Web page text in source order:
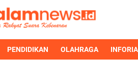
PENDIDIKAN OLAHRAGA